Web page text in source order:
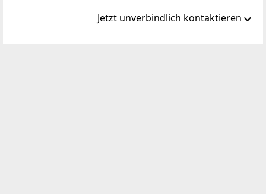
Jetzt unverbindlich kontaktieren